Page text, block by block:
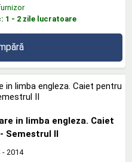
1 - 2 zile lucratoare
in limba engleza. Caiet
Semestrul II
- 2014